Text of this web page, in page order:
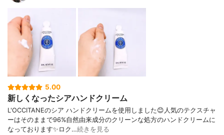
5.00
新しくなったシアハンドクリーム
L'OCCITANEのシア ハンドクリームを使用しました😊人気のテクスチャ
ーはそのままで96%自然由来成分のクリーンな処方のハンドクリームに
なっております✨ロク…続きを見る